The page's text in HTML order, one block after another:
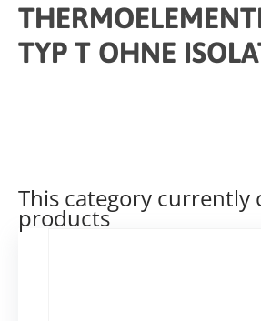
TYP T OHNE
This category currently
products